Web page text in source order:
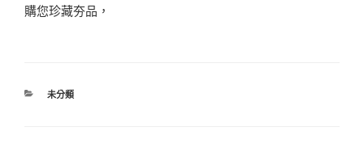
購您珍藏夯品，
分
未分類